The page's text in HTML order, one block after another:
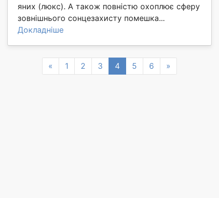
яних (люкс). А також повністю охоплює сферу
зовнішнього сонцезахисту помешка...
Докладніше
« Previous
1 2 3 4 5 6 »